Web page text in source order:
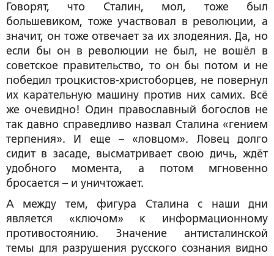
Говорят, что Сталин, мол, тоже был
большевиком, тоже участвовал в революции, а
значит, он тоже отвечает за их злодеяния. Да, но
если бы он в революции не был, не вошёл в
советское правительство, то он бы потом и не
победил троцкистов-христоборцев, не повернул
их карательную машину против них самих. Всё
же очевидно! Один православный богослов не
так давно справедливо назвал Сталина «гением
терпения». И еще – «ловцом». Ловец долго
сидит в засаде, высматривает свою дичь, ждёт
удобного момента, а потом мгновенно
бросается – и уничтожает.
А между тем, фигура Сталина с наши дни
является «ключом» к информационному
противостоянию. Значение антисталинской
темы для разрушения русского сознания видно